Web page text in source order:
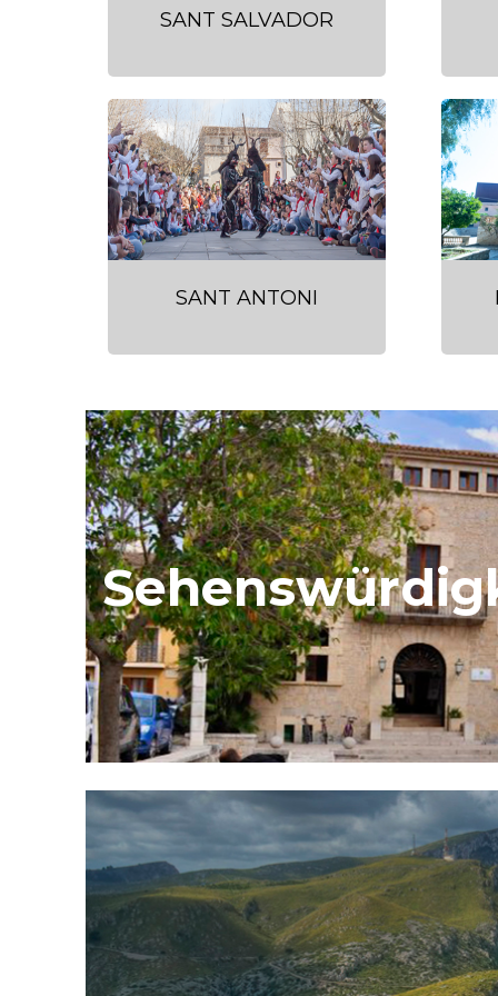
SANT SALVADOR
SANT ANTONI